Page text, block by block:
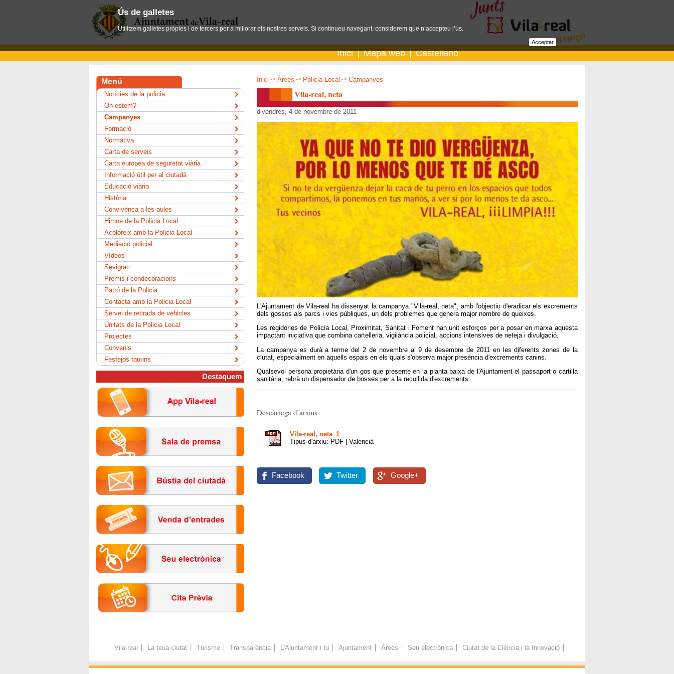
Inici Mapa web Castellano
Inici -> Àrees -> Policia Local -> Campanyes
Vila-real, neta
divendres, 4 de novembre de 2011
L'Ajuntament de Vila-real ha dissenyat la campanya "Vila-real, neta", amb l'objectiu d'eradicar els excrements
dels gossos als parcs i vies públiques, un dels problemes que genera major nombre de queixes.
Les regidories de Policia Local, Proximitat, Sanitat i Foment han unit esforços per a posar en marxa aquesta
impactant iniciativa que combina cartelleria, vigilància policial, accions intensives de neteja i divulgació.
La campanya es durà a terme del 2 de novembre al 9 de desembre de 2011 en les diferents zones de la
ciutat, especialment en aquells espais en els quals s'observa major presència d'excrements canins.
Qualsevol persona propietària d'un gos que presente en la planta baixa de l'Ajuntament el passaport o cartilla
sanitària, rebrà un dispensador de bosses per a la recollida d'excrements.
Descàrrega d’arxius
Vila-real, neta_1
Tipus d'arxiu: PDF | Valencià
Facebook Twitter Google+
Menú
Notícies de la policia
On estem?
Campanyes
Formació
Normativa
Carta de serveis
Carta europea de seguretat viària
Informació útil per al ciutadà
Educació viària
Història
Convivènca a les aules
Himne de la Policia Local
Acoloreix amb la Policia Local
Mediació policial
Vídeos
Sevigrac
Premis i condecoracions
Patró de la Policia
Contacta amb la Policia Local
Servei de retirada de vehicles
Unitats de la Policia Local
Projectes
Convenis
Festejos taurins
Destaquem
Vila-real La teua ciutat Turisme Transparència L'Ajuntament i tu Ajuntament Àrees Seu electrònica Ciutat de la Ciència i la Innovació
Ús de galletes
Utilitzem galletes pròpies i de tercers per a millorar els nostres serveis. Si continueu navegant, considerem que n’accepteu l’ús.
Acceptar